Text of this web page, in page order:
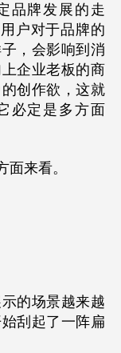
品牌发展的走
户对于品牌的
，会影响到消
企业老板的商
创作欲，这就
必定是多方面
面来看。
的场景越来越
刮起了一阵扁